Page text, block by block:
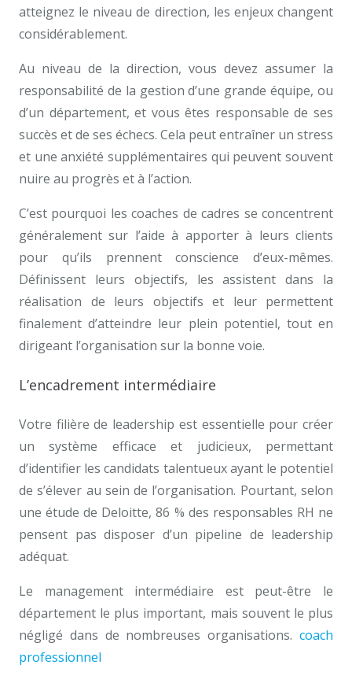
atteignez le niveau de direction, les enjeux changent
considérablement.
Au niveau de la direction, vous devez assumer la
responsabilité de la gestion d’une grande équipe, ou
d’un département, et vous êtes responsable de ses
succès et de ses échecs. Cela peut entraîner un stress
et une anxiété supplémentaires qui peuvent souvent
nuire au progrès et à l’action.
C’est pourquoi les coaches de cadres se concentrent
généralement sur l’aide à apporter à leurs clients
pour qu’ils prennent conscience d’eux-mêmes.
Définissent leurs objectifs, les assistent dans la
réalisation de leurs objectifs et leur permettent
finalement d’atteindre leur plein potentiel, tout en
dirigeant l’organisation sur la bonne voie.
L’encadrement intermédiaire
Votre filière de leadership est essentielle pour créer
un système efficace et judicieux, permettant
d’identifier les candidats talentueux ayant le potentiel
de s’élever au sein de l’organisation. Pourtant, selon
une étude de Deloitte, 86 % des responsables RH ne
pensent pas disposer d’un pipeline de leadership
adéquat.
Le management intermédiaire est peut-être le
département le plus important, mais souvent le plus
négligé dans de nombreuses organisations. coach
professionnel